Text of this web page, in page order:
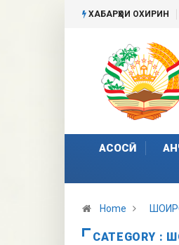
ХАБАРҲОИ ОХИРИН
Шумораи ҳафтуми
АСОСӢ
Home
CATEGORY :